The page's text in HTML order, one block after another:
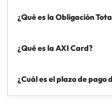
de Privacidad.
¿Qué es la Obligación
¿Qué es la AXI Card?
¿Cuál es el plazo de